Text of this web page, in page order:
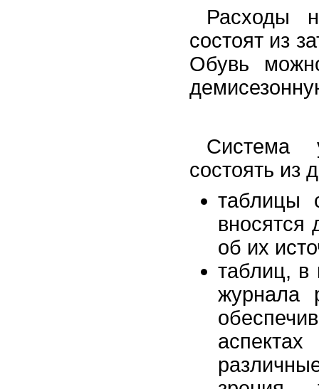
Расходы
состоят из
Обувь
Система
состоять из
таблицы
вносятся
об их
таблиц, в
журнала